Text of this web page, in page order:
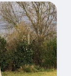
autour de